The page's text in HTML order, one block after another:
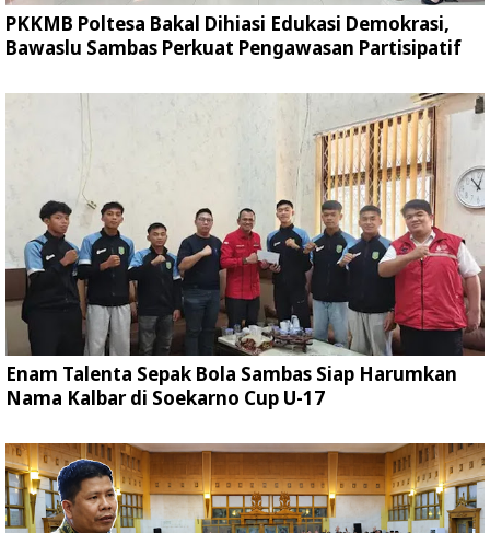
PKKMB Poltesa Bakal Dihiasi Edukasi Demokrasi,
Bawaslu Sambas Perkuat Pengawasan Partisipatif
Enam Talenta Sepak Bola Sambas Siap Harumkan
Nama Kalbar di Soekarno Cup U-17